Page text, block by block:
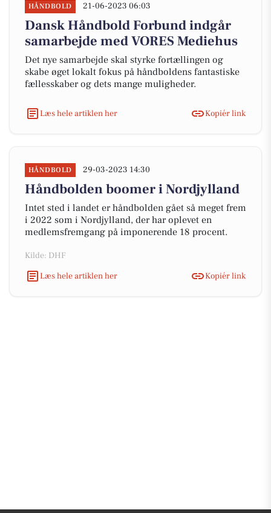
HÅNDBOLD 21-06-2023 06:03
Dansk Håndbold Forbund indgår
samarbejde med VORES Mediehus
Det nye samarbejde skal styrke fortællingen og
skabe øget lokalt fokus på håndboldens fantastiske
fællesskaber og dets mange muligheder.
Læs hele artiklen her Kopiér link
HÅNDBOLD 29-03-2023 14:30
Håndbolden boomer i Nordjylland
Intet sted i landet er håndbolden gået så meget frem
i 2022 som i Nordjylland, der har oplevet en
medlemsfremgang på imponerende 18 procent.
Kilde: DHF
Læs hele artiklen her
Kopiér link